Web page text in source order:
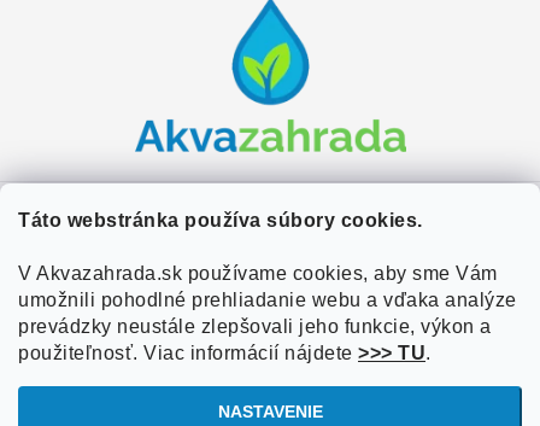
Táto webstránka používa súbory cookies.
V Akvazahrada.sk používame cookies, aby sme Vám
umožnili pohodlné prehliadanie webu a vďaka analýze
prevádzky neustále zlepšovali jeho funkcie, výkon a
použiteľnosť. Viac informácií nájdete >>> TU.
NASTAVENIE
e
Zákaznícky servis
Doprava a platba
Obchodné podmienky
Užitočné informácie
O nás
Referencie
Overené zákazníkmi